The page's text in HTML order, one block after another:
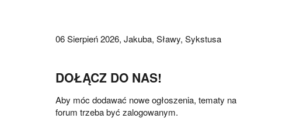
06 Sierpień 2026, Jakuba, Sławy, Sykstusa
DOŁĄCZ DO NAS!
Aby móc dodawać nowe ogłoszenia, tematy na
forum trzeba być zalogowanym.